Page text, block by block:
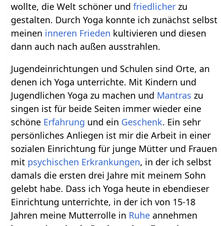
wollte, die Welt schöner undfriedlicher zu
gestalten. Durch Yoga konnte ich zunächst selbst
meinen inneren Frieden kultivieren und diesen
dann auch nach außen ausstrahlen.
Jugendeinrichtungen und Schulen sind Orte, an
denen ich Yoga unterrichte. Mit Kindern und
Jugendlichen Yoga zu machen und Mantras zu
singen ist für beide Seiten immer wieder eine
schöne Erfahrung und ein Geschenk. Ein sehr
persönliches Anliegen ist mir die Arbeit in einer
sozialen Einrichtung für junge Mütter und Frauen
mit psychischen Erkrankungen, in der ich selbst
damals die ersten drei Jahre mit meinem Sohn
gelebt habe. Dass ich Yoga heute in ebendieser
Einrichtung unterrichte, in der ich von 15-18
Jahren meine Mutterrolle in Ruhe annehmen